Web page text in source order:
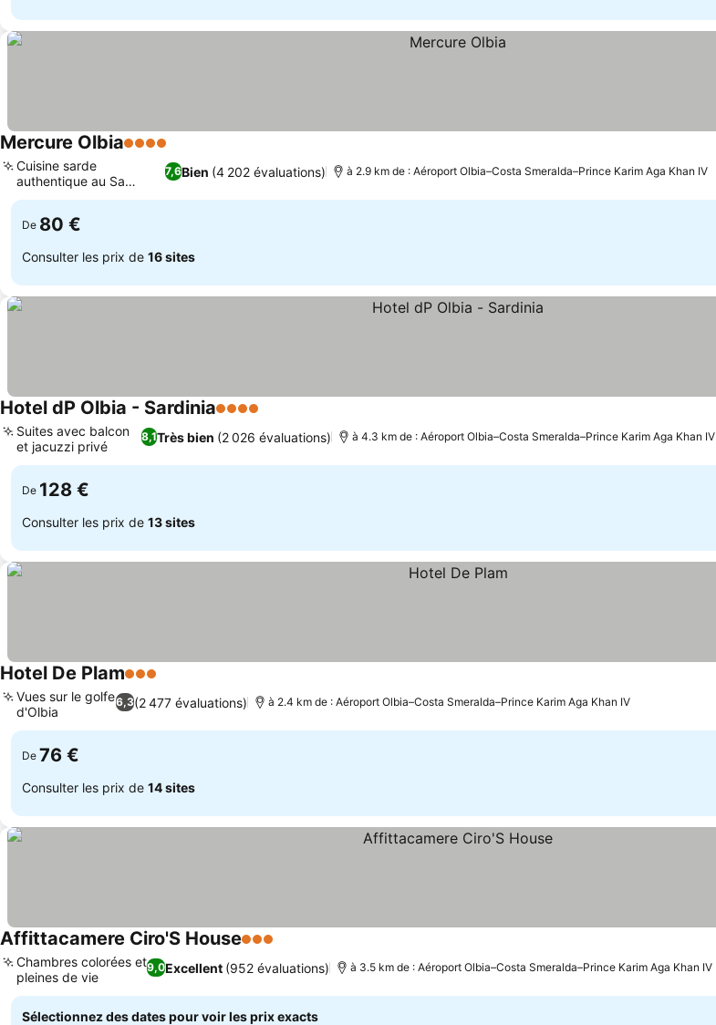
Mercure Olbia4 Étoiles
7,6Bien (4 202 évaluations)
Cuisine sarde
authentique au Sa
Cardiga
à 2.9 km de : Aéroport Olbia–Costa Smeralda–Prince Karim Aga Khan IV
De 80 €
Consulter les prix de 16 sites
Hotel dP Olbia - Sardinia4 Étoiles
8,1Très bien (2 026 évaluations)
Suites avec balcon
et jacuzzi privé
à 4.3 km de : Aéroport Olbia–Costa Smeralda–Prince Karim Aga Khan IV
De 128 €
Consulter les prix de 13 sites
Hotel De Plam3 Étoiles
6,3(2 477 évaluations)
Vues sur le golfe
d'Olbia
à 2.4 km de : Aéroport Olbia–Costa Smeralda–Prince Karim Aga Khan IV
De 76 €
Consulter les prix de 14 sites
Affittacamere Ciro'S House3 Étoiles
9,0Excellent (952 évaluations)
Chambres colorées et
pleines de vie
à 3.5 km de : Aéroport Olbia–Costa Smeralda–Prince Karim Aga Khan IV
Sélectionnez des dates pour voir les prix exacts